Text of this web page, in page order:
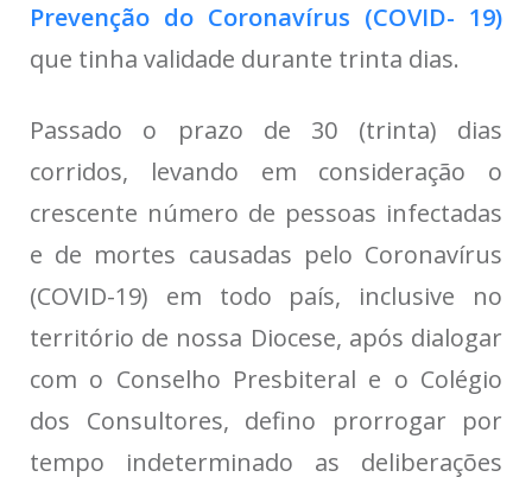
Prevenção do Coronavírus (COVID- 19)
que tinha validade durante trinta dias.
Passado o prazo de 30 (trinta) dias
corridos, levando em consideração o
crescente número de pessoas infectadas
e de mortes causadas pelo Coronavírus
(COVID-19) em todo país, inclusive no
território de nossa Diocese, após dialogar
com o Conselho Presbiteral e o Colégio
dos Consultores, defino prorrogar por
tempo indeterminado as deliberações